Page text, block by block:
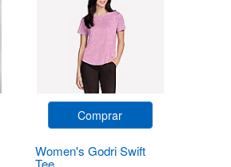
Comprar
Women's Godri Swift
Tee